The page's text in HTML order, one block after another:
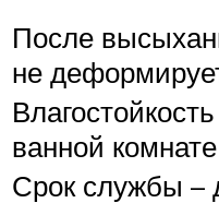
После
не
ванной комнате
Срок службы –